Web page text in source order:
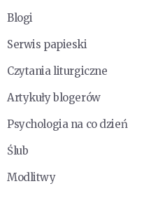
Blogi
Serwis papieski
Czytania liturgiczne
Artykuły blogerów
Psychologia na co dzień
Ślub
Modlitwy